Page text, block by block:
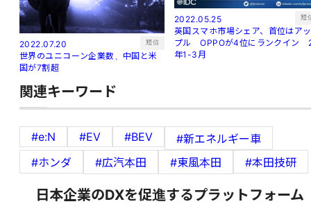
2022.07.20 短信
世界のユニコーン企業数、中国と米
国が7割超
2022.05.25 短
英国スマホ市場シェア、首位はアッ
プル OPPOが4位にランクイン
年1-3月
関連キーワード
#e:N #EV #BEV
#新エネルギー車
#ホンダ
#広汽本田 #東風本田 #本田技研
日本企業のDXを促進するプラットフォーム